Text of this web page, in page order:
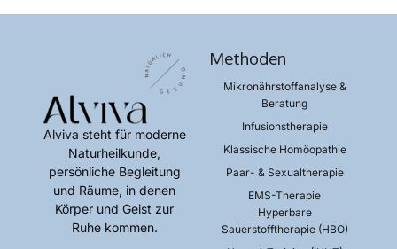
Alviva steht für moderne
Naturheilkunde,
persönliche Begleitung
und Räume, in denen
Körper und Geist zur
Ruhe kommen.
Methoden
Mikronährstoffanalyse &
Beratung​
Infusionstherapie​
Klassische Homöopathie​
Paar- & Sexualtherapie​
EMS-Therapie​
Hyperbare
Sauerstofftherapie (HBO)​